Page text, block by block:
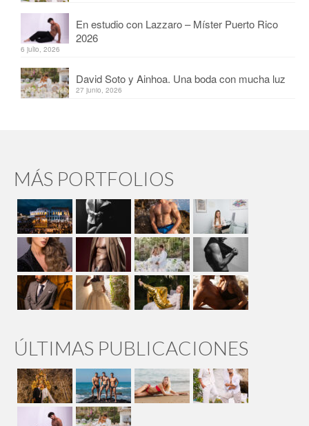
En estudio con Lazzaro – Míster Puerto Rico
2026
6 julio, 2026
David Soto y Ainhoa. Una boda con mucha luz
27 junio, 2026
MÁS PORTFOLIOS
ÚLTIMAS PUBLICACIONES